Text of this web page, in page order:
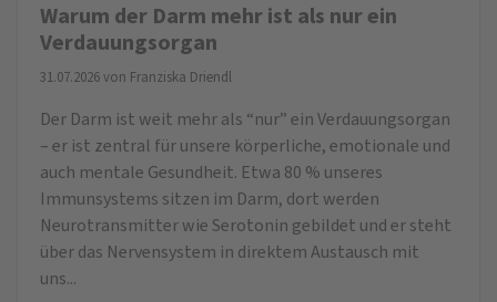
Warum der Darm mehr ist als nur ein
Verdauungsorgan
31.07.2026 von Franziska Driendl
Der Darm ist weit mehr als “nur” ein Verdauungsorgan
– er ist zentral für unsere körperliche, emotionale und
auch mentale Gesundheit. Etwa 80 % unseres
Immunsystems sitzen im Darm, dort werden
Neurotransmitter wie Serotonin gebildet und er steht
über das Nervensystem in direktem Austausch mit
uns...